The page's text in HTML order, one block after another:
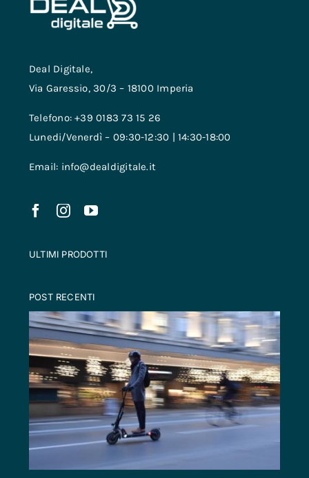
Deal Digitale,
Via Garessio, 30/3 – 18100 Imperia
Telefono: +39 0183 73 15 26
Lunedi/Venerdì – 09:30-12:30 | 14:30-18:00
Email: info@dealdigitale.it
ULTIMI PRODOTTI
POST RECENTI